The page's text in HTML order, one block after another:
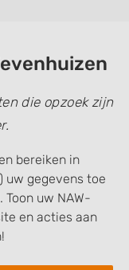
die opzoek zijn
bereiken in
uw gegevens toe
uw NAW-
en acties aan